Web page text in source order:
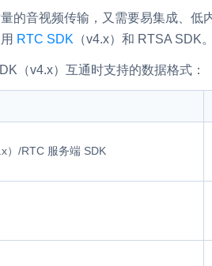
微呼叫
实现智能硬
视频互通
Status
集中展示
内容审核
对实时音
联动回调和
的音视频传输，又需要易集成、低
RTC SDK （v4.x）和 RTSA SDK。
（v4.x）互通时支持的数据格式：
）/RTC 服务端 SDK